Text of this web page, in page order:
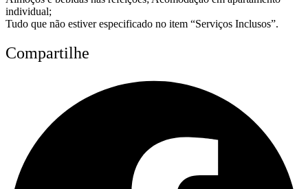
individual;
Tudo que não estiver especificado no item “Serviços Inclusos”.
Compartilhe